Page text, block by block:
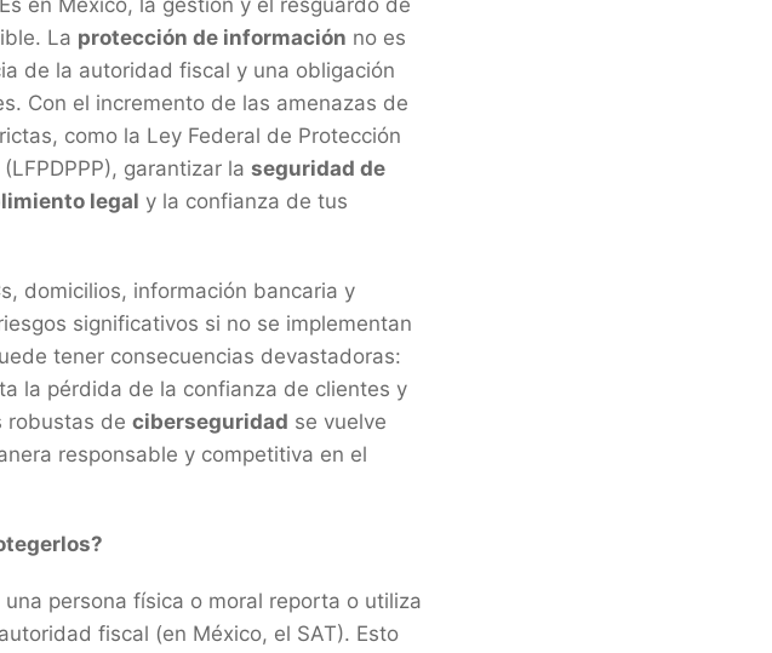
en México, la gestión y el resguardo de
La protección de información no es
de la autoridad fiscal y una obligación
Con el incremento de las amenazas de
como la Ley Federal de Protección
garantizar laseguridad de
legal y la confianza de tus
domicilios, información bancaria y
significativos si no se implementan
tener consecuencias devastadoras:
la pérdida de la confianza de clientes y
robustas deciberseguridad se vuelve
responsable y competitiva en el
persona física o moral reporta o utiliza
fiscal (en México, el SAT). Esto